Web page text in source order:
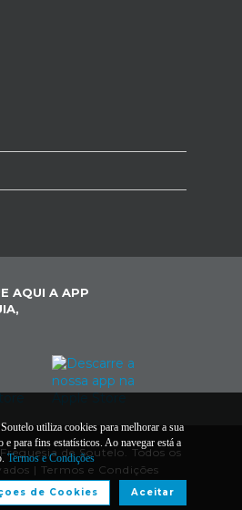
AQUI A APP
de Soutelo. Todos os
| Termos e Condições
utiliza cookies para melhorar a sua
e para fins estatísticos. Ao navegar está a
Termos e Condições
Aceitar
de Cookies